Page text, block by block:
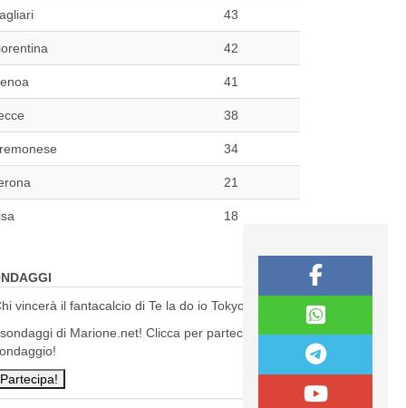
43
42
41
38
34
21
18
vincerà il fantacalcio di Te la do io Tokyo?
di Marione.net! Clicca per partecipare al